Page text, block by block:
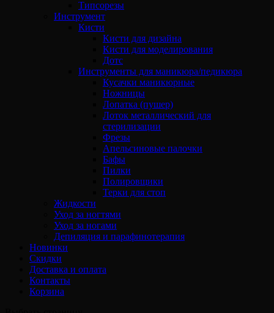
Типсорезы
Инструмент
Кисти
Кисти для дизайна
Кисти для моделирования
Дотс
Инструменты для маникюра/педикюра
Кусачки маникюрные
Ножницы
Лопатка (пушер)
Лоток металлический для
стерилизации
Фрезы
Апельсиновые палочки
Бафы
Пилки
Полировщики
Терки для стоп
Жидкости
Уход за ногтями
Уход за ногами
Депиляция и парафинотерапия
Новинки
Скидки
Доставка и оплата
Контакты
Корзина